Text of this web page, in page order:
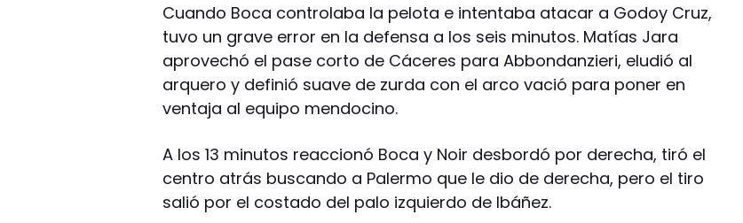
Cuando Boca controlaba la pelota e intentaba atacar a Godoy Cruz,
tuvo un grave error en la defensa a los seis minutos. Matías Jara
aprovechó el pase corto de Cáceres para Abbondanzieri, eludió al
arquero y definió suave de zurda con el arco vació para poner en
ventaja al equipo mendocino.
A los 13 minutos reaccionó Boca y Noir desbordó por derecha, tiró el
centro atrás buscando a Palermo que le dio de derecha, pero el tiro
salió por el costado del palo izquierdo de Ibáñez.